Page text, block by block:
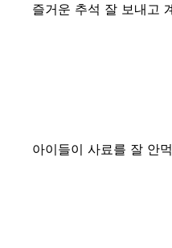
즐거운 추석 잘 보내고
아이들이 사료를 잘 안